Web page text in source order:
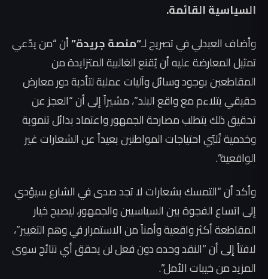
السياسية القائمة.
وأضاف العبدلي في تصريح لـ“منصة جريدة”أن “من يدّعي
تمثيل المعارضة عليه أن يُقنع الغالبية المتزايدة من
المقاطعين بوجود وسائل وآليات عملية لتأدية دور معارض
حقيقي يتلاءم مع واقع البلد”، مشيراً إلى أن “العجز عن
تحقيق ذلك يتطلب مصارحة الجمهور واعتماد بدائل تنموية
وخدمية تُلبّي احتياجات المواطنين بعيداً عن الشعارات غير
الواقعية”.
وأكد أن “التمسك بشعارات لا تجد صدى في الشارع سيؤدي
إلى اتساع الفجوة بين السياسيين والجمهور، ليصبح خيار
المقاطعة أكثر واقعية وأمناً من الاستمرار في وهم التغيير”،
لافتاً إلى أن “النقد وحده دون فعل لن يحقق أي نتائج سوى
المزيد من خيبات الأمل”.